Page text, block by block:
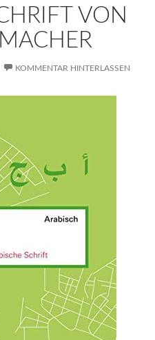
VON
KOMMENTAR HINTERLASSEN